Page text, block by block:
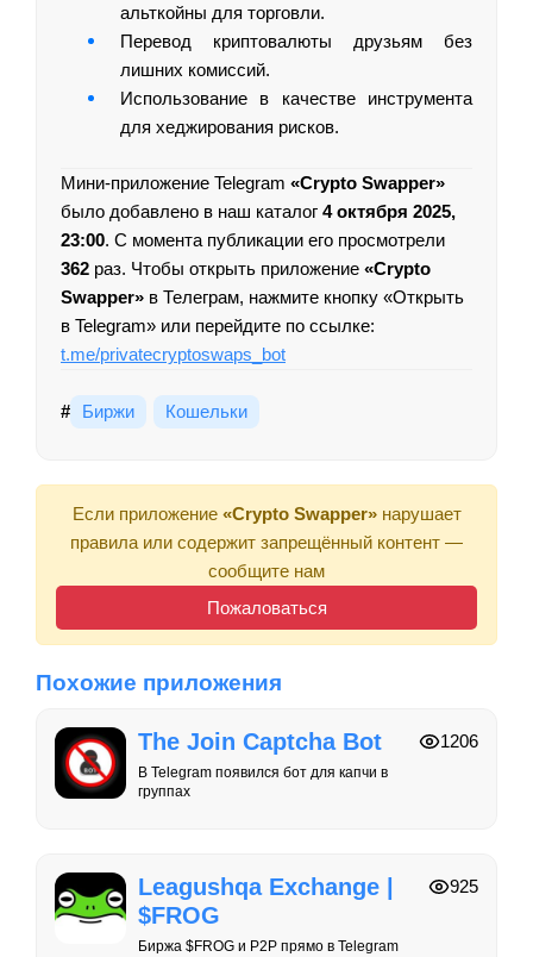
альткойны для торговли.
Перевод криптовалюты друзьям без
лишних комиссий.
Использование в качестве инструмента
для хеджирования рисков.
Мини-приложение Telegram «Crypto Swapper»
было добавлено в наш каталог 4 октября 2025,
23:00. С момента публикации его просмотрели
362 раз. Чтобы открыть приложение «Crypto
Swapper» в Телеграм, нажмите кнопку «Открыть
в Telegram» или перейдите по ссылке:
t.me/privatecryptoswaps_bot
# Биржи Кошельки
Если приложение «Crypto Swapper»нарушает
правила или содержит запрещённый контент —
сообщите нам
Пожаловаться
Похожие приложения
The Join Captcha Bot
В Telegram появился бот для капчи в
группах
1206
Leagushqa Exchange |
$FROG
Биржа $FROG и P2P прямо в Telegram
925